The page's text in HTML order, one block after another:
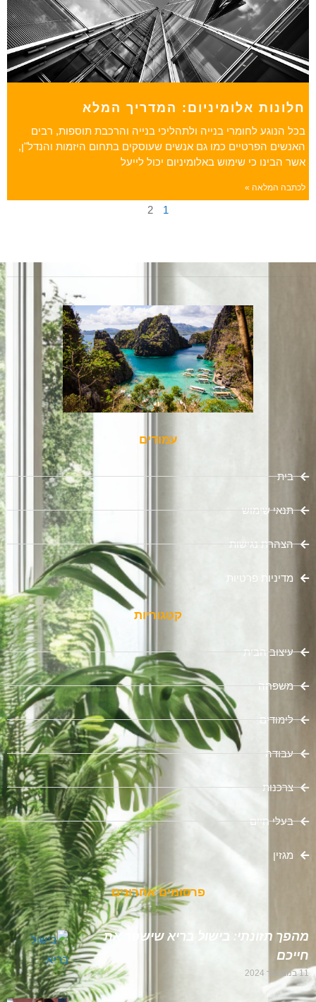
חלונות אלומיניום: המדריך המלא
בכל הנוגע לחומרי בנייה ולתהליכי בנייה והרכבת תוספות, רבים
האנשים הפרטיים כמו גם אנשים שעוסקים בתחום היזמות והנדל"ן,
אשר הבינו כי שימוש באלומיניום יכול לייעל
לכתבה המלאה »
1
2
עמודים
בית
תנאי שימוש
הצהרת נגישות
מדיניות פרטיות
קטגוריות
עיצוב הבית
משפחה
לימודים
עבודה
צרכנות
בעלי חיים
מגזין
פרסומים אחרונים
מהפך תזונתי: בישול בריא שישפר את
חייכם
11 בנובמבר 2024